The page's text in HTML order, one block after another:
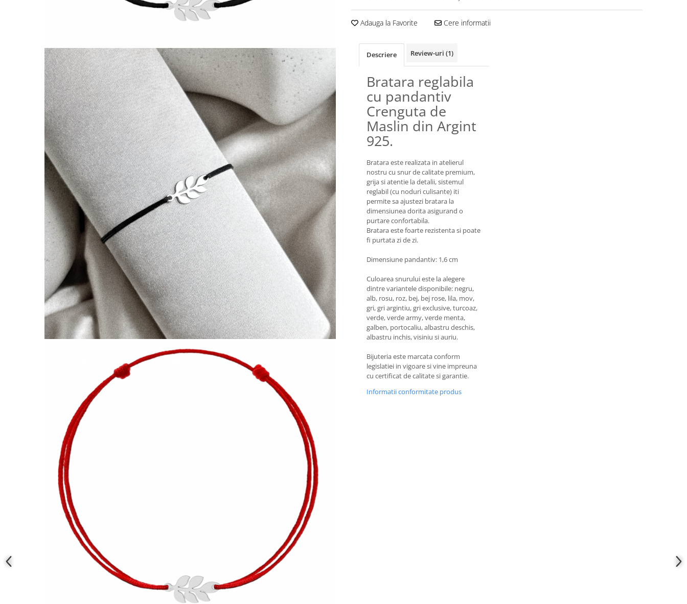
Lănțișoare cu Pietre Naturale
Lănțișoare Argint Diverse
COLIERE CU PERLE
Coliere cu Perle Naturale
Coliere cu Perle Preciosa
COLIERE ȘNUR REGLABIL
Coliere cu Inimioare
Coliere cu Cruce
Coliere cu Stea
Coliere cu Soare
Coliere cu Semilună
Coliere cu Zodii
Coliere cu Flori
Coliere cu Animale
Coliere cu Molecule
Coliere Diverse
BRĂȚĂRI CU ȘNUR REGLABIL
Brățări din Aur cu șnur reglabil
Brățări din Argint cu șnur reglabil
BRĂȚĂRI CU PIETRE SEMIPREȚIOASE
Brățări din Aur cu pietre
Brățări elastice cu pietre
Brățări de picior din Aur
Brățări de picior din Argint
Coliere cu mărgele colorate și
Coliere cu pietre semiprețioase
Adauga la Favorite Cere informatii
Descriere Review-uri (1)
Bratara reglabila
cu pandantiv
Crenguta de
Maslin din Argint
925.
Bratara este realizata in atelierul
nostru cu snur de calitate premium,
grija si atentie la detalii, sistemul
reglabil (cu noduri culisante) iti
permite sa ajustezi bratara la
dimensiunea dorita asigurand o
purtare confortabila.
Bratara este foarte rezistenta si poate
fi purtata zi de zi.
Dimensiune pandantiv: 1,6 cm
Culoarea snurului este la alegere
dintre variantele disponibile: negru,
alb, rosu, roz, bej, bej rose, lila, mov,
gri, gri argintiu, gri exclusive, turcoaz,
verde, verde army, verde menta,
galben, portocaliu, albastru deschis,
albastru inchis, visiniu si auriu.
Bijuteria este marcata conform
legislatiei in vigoare si vine impreuna
cu certificat de calitate si garantie.
Informatii conformitate produs